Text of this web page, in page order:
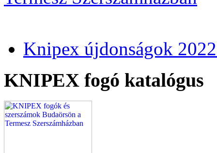
Knipex újdonságok
KNIPEX fogó katalógus